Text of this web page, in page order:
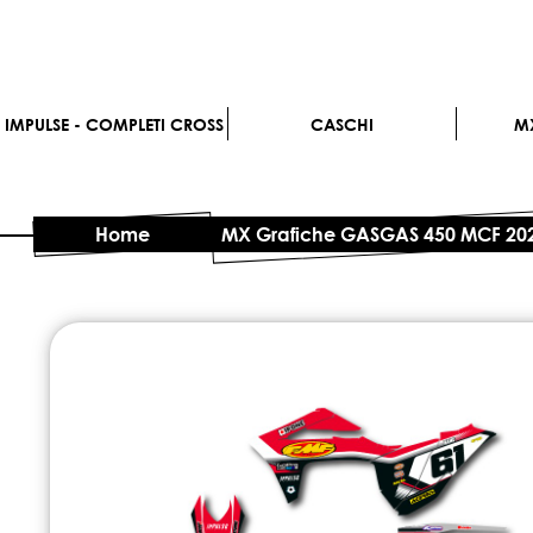
IMPULSE - COMPLETI CROSS CASCHI
Home MX Grafiche GASGAS 450 MCF
Vai